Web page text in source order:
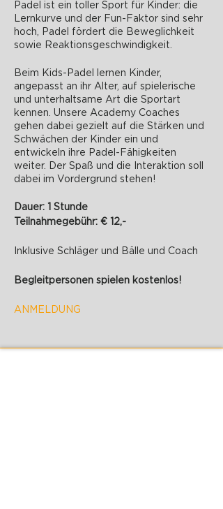
Padel ist ein toller Sport für Kinder: die
Lernkurve und der Fun-Faktor sind sehr
hoch, Padel fördert die Beweglichkeit
sowie Reaktionsgeschwindigkeit.
Beim Kids-Padel lernen Kinder,
angepasst an ihr Alter, auf spielerische
und unterhaltsame Art die Sportart
kennen. Unsere Academy Coaches
gehen dabei gezielt auf die Stärken und
Schwächen der Kinder ein und
entwickeln ihre Padel-Fähigkeiten
weiter. Der Spaß und die Interaktion soll
dabei im Vordergrund stehen!
Dauer: 1 Stunde
Teilnahmegebühr: € 12,-
Inklusive Schläger und Bälle und Coach
Begleitpersonen spielen kostenlos!
ANMELDUNG